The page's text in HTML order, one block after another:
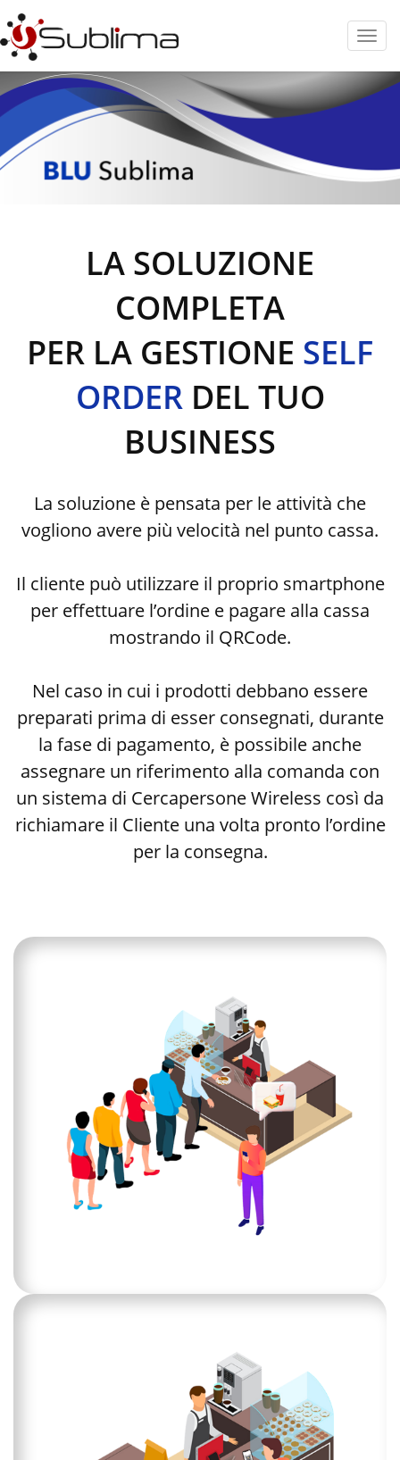
LA SOLUZIONE
COMPLETA
PER LA GESTIONE SELF
ORDERDEL TUO
BUSINESS
La soluzione è pensata per le attività che
vogliono avere più velocità nel punto cassa.
Il cliente può utilizzare il proprio smartphone
per effettuare l’ordine e pagare alla cassa
mostrando il QRCode.
Nel caso in cui i prodotti debbano essere
preparati prima di esser consegnati, durante
la fase di pagamento, è possibile anche
assegnare un riferimento alla comanda con
un sistema di Cercapersone Wireless così da
richiamare il Cliente una volta pronto l’ordine
per la consegna.